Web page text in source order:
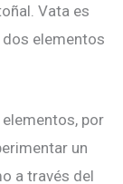
Vata es
dos elementos
por
un
a través del